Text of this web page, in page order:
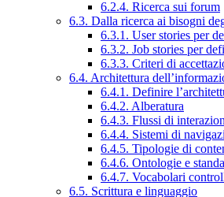
6.2.4. Ricerca sui forum
6.3. Dalla ricerca ai bisogni
6.3.1. User stories per
6.3.2. Job stories per
6.3.3. Criteri di
6.4. Architettura
6.4.1. Definire
6.4.2. Alberatura
6.4.3. Flussi di
6.4.4. Sistemi di
6.4.5. Tipologie di
6.4.6. Ontologie e
6.4.7. Vocabolari
6.5. Scrittura e linguaggio